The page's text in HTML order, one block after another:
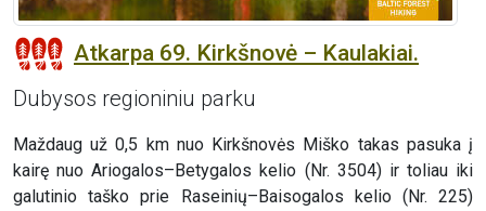
Atkarpa 69. Kirkšnovė – Kaulakiai.
Dubysos regioniniu parku
Maždaug už 0,5 km nuo Kirkšnovės Miško takas pasuka į
kairę nuo Ariogalos–Betygalos kelio (Nr. 3504) ir toliau iki
galutinio taško prie Raseinių–Baisogalos kelio (Nr. 225)